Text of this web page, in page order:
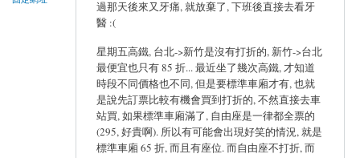
過那天後來又牙痛, 就放棄了, 下班後直接去看牙
醫 :(
星期五高鐵, 台北->新竹是沒有打折的, 新竹->台北
最便宜也只有 85 折... 最近坐了幾次高鐵, 才知道
時段不同價格也不同, 但是要標準車廂才有, 也就
是說先訂票比較有機會買到打折的, 不然直接去車
站買, 如果標準車廂滿了, 自由座是一律都全票的
(295, 好貴啊). 所以有可能會出現好笑的情況, 就是
標準車廂 65 折, 而且有座位. 而自由座不打折, 而